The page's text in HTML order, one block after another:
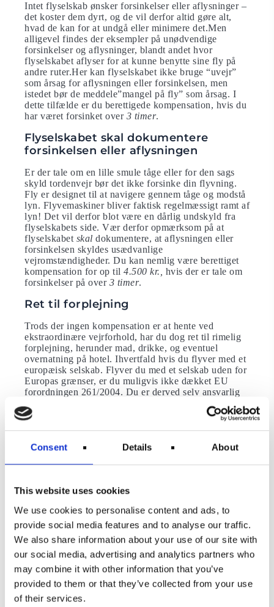
Consent Details About
This website uses cookies
We use cookies to personalise content and ads, to
provide social media features and to analyse our traffic.
We also share information about your use of our site with
our social media, advertising and analytics partners who
may combine it with other information that you’ve
provided to them or that they’ve collected from your use
of their services.
Intet flyselskab ønsker forsinkelser eller aflysninger –
det koster dem dyrt, og de vil derfor altid gøre alt,
hvad de kan for at undgå eller minimere det.Men
alligevel findes der eksempler på unødvendige
forsinkelser og aflysninger, blandt andet hvor
flyselskabet aflyser for at kunne benytte sine fly på
andre ruter.Her kan flyselskabet ikke bruge “uvejr”
som årsag for aflysningen eller forsinkelsen, men
istedet bør de meddele”mangel på fly” som årsag. I
dette tilfælde er du berettigede kompensation, hvis du
har været forsinket over 3 timer.
Flyselskabet skal dokumentere
forsinkelsen eller aflysningen
Er der tale om en lille smule tåge eller for den sags
skyld tordenvejr bør det ikke forsinke din flyvning.
Fly er designet til at navigere gennem tåge og modstå
lyn. Flyvemaskiner bliver faktisk regelmæssigt ramt af
lyn! Det vil derfor blot være en dårlig undskyld fra
flyselskabets side. Vær derfor opmærksom på at
flyselskabet skal dokumentere, at aflysningen eller
forsinkelsen skyldes usædvanlige
vejromstændigheder. Du kan nemlig være berettiget
kompensation for op til 4.500 kr.,
hvis der er tale om
forsinkelser på over3 timer.
Ret til forplejning
Trods der ingen kompensation er at hente ved
ekstraordinære vejrforhold, har du dog ret til rimelig
forplejning, herunder mad, drikke, og eventuel
overnatning på hotel. Ihvertfald hvis du flyver med et
europæisk selskab. Flyver du med et selskab uden for
Europas grænser, er du muligvis ikke dækket EU
forordningen 261/2004. Du er derved selv ansvarlig
altid at have en rejseforsikring klar ved hånden.
Flyselskaberne er dog altid ansvarlige for at få dig
et andet flyselskab fra en anden nærliggende lufthavn,
rettigheder, når dit fly er forsinket
grundet uvejr
I tilfælde af at dit fly er forsinket over 3 timer, følger
der en række rettigheder, du bør kende til.
Fleksible ændring af din billet:Flyselskabet
vil i almindelighed tillade dig at ombooke din